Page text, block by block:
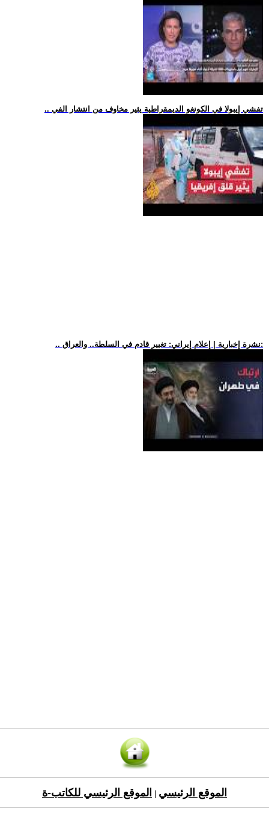
.. تفشي إيبولا في الكونغو الديمقراطية يثير مخاوف من انتشار الفي
.. نشرة إخبارية | إعلام إيراني: تغيير قادم في السلطة.. والعراق:
الموقع الرئيسي الموقع الرئيسي للكاتب-ة